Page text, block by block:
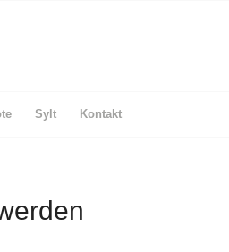
Sylt Kontakt